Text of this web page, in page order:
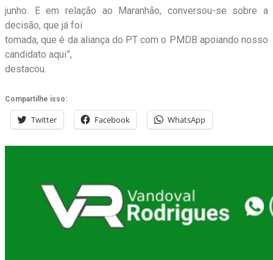
junho. E em relação ao Maranhão, conversou-se sobre a
decisão, que já foi
tomada, que é da aliança do PT com o PMDB apoiando nosso
candidato aqui”,
destacou.
Compartilhe isso:
Twitter Facebook WhatsApp